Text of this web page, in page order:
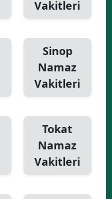
Vakitleri
Sinop
Namaz
Vakitleri
Tokat
Namaz
Vakitleri